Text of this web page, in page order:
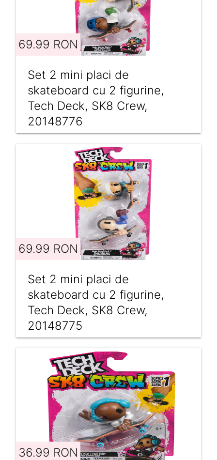
69.99 RON
Set 2 mini placi de
skateboard cu 2 figurine,
Tech Deck, SK8 Crew,
20148776
69.99 RON
Set 2 mini placi de
skateboard cu 2 figurine,
Tech Deck, SK8 Crew,
20148775
36.99 RON